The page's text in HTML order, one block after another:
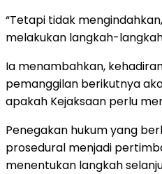
“Tetapi tidak
melakukan langkah-
Ia menambahkan,
pemanggilan berikutnya
apakah Kejaksaan perlu
Penegakan hukum yang
prosedural menjadi
menentukan langkah